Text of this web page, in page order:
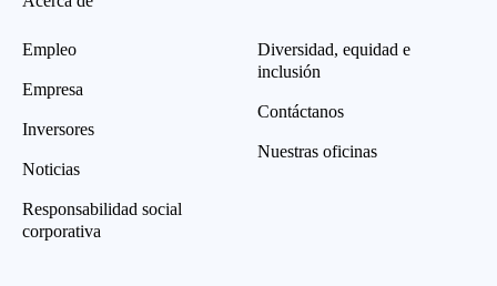
Empleo
Empresa
Inversores
Noticias
Responsabilidad social
corporativa
Diversidad, equidad e
inclusión
Contáctanos
Nuestras oficinas